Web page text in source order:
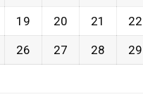
19 20 21 22
26 27 28 29